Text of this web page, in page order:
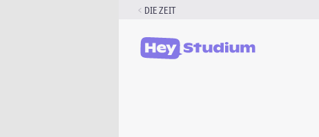
DIE ZEIT